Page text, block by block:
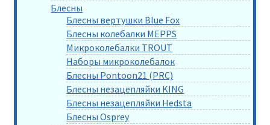
Блесны
Блесны вертушки Blue Fox
Блесны колебалки MEPPS
Микроколебалки TROUT
Наборы микроколебалок
Блесны Pontoon21 (PRC)
Блесны незацепляйки KING
Блесны незацепляйки Hedsta
Блесны Osprey